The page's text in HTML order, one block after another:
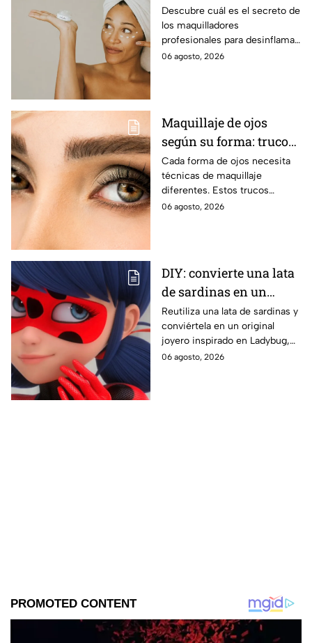
para desinflamar
párpados encapotados?
Descubre cuál es el secreto de
los maquilladores
profesionales para desinflamar
los párpados encapotados con
06 agosto, 2026
Maquillaje de ojos
según su forma: trucos
para realzar la mirada
Cada forma de ojos necesita
técnicas de maquillaje
diferentes. Estos trucos
ayudan a abrir, elevar, suavizar
06 agosto, 2026
DIY: convierte una lata
de sardinas en un
joyero inspirado en
Ladybug
Reutiliza una lata de sardinas y
conviértela en un original
joyero inspirado en Ladybug,
perfecto para guardar tus
06 agosto, 2026